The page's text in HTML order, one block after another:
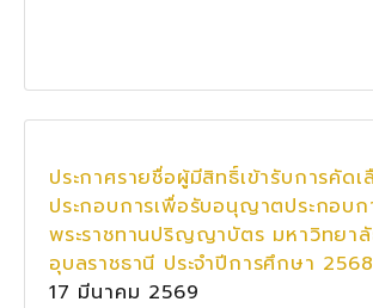
ประกาศรายชื่อผู้มีสิทธิ์เข้ารับการคัดเ
ประกอบการเพื่อรับอนุญาตประกอบก
พระราชทานปริญญาบัตร มหาวิทยา
อุบลราชธานี ประจำปีการศึกษา 2568
17 มีนาคม 2569